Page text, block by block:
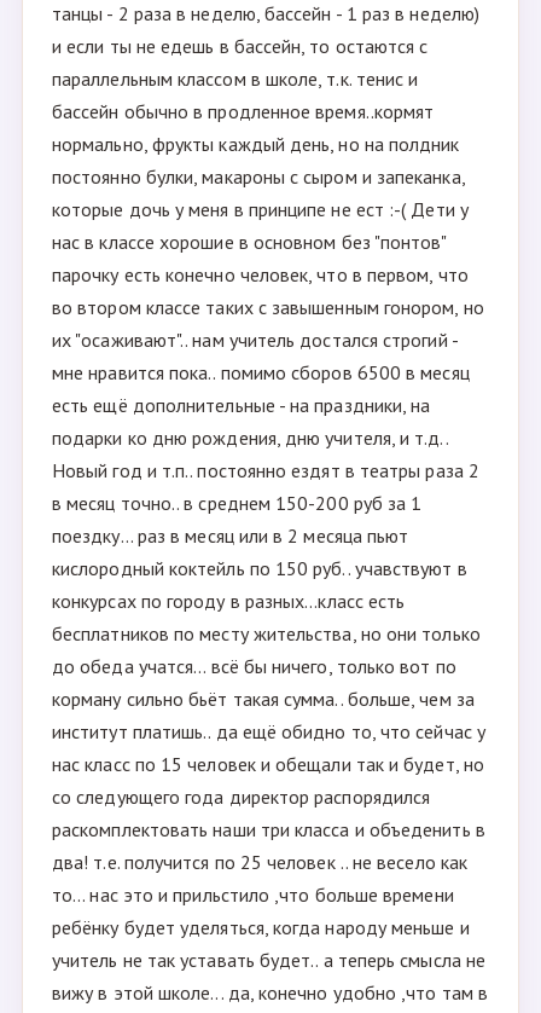
танцы - 2 раза в неделю, бассейн - 1 раз в неделю)
и если ты не едешь в бассейн, то остаются с
параллельным классом в школе, т.к. тенис и
бассейн обычно в продленное время..кормят
нормально, фрукты каждый день, но на полдник
постоянно булки, макароны с сыром и запеканка,
которые дочь у меня в принципе не ест :-( Дети у
нас в классе хорошие в основном без "понтов"
парочку есть конечно человек, что в первом, что
во втором классе таких с завышенным гонором, но
их "осаживают".. нам учитель достался строгий -
мне нравится пока.. помимо сборов 6500 в месяц
есть ещё дополнительные - на праздники, на
подарки ко дню рождения, дню учителя, и т.д..
Новый год и т.п.. постоянно ездят в театры раза 2
в месяц точно.. в среднем 150-200 руб за 1
поездку... раз в месяц или в 2 месяца пьют
кислородный коктейль по 150 руб.. учавствуют в
конкурсах по городу в разных...класс есть
бесплатников по месту жительства, но они только
до обеда учатся... всё бы ничего, только вот по
корману сильно бьёт такая сумма.. больше, чем за
институт платишь.. да ещё обидно то, что сейчас у
нас класс по 15 человек и обещали так и будет, но
со следующего года директор распорядился
раскомплектовать наши три класса и объеденить в
два! т.е. получится по 25 человек .. не весело как
то... нас это и прильстило ,что больше времени
ребёнку будет уделяться, когда народу меньше и
учитель не так уставать будет.. а теперь смысла не
вижу в этой школе... да, конечно удобно ,что там в